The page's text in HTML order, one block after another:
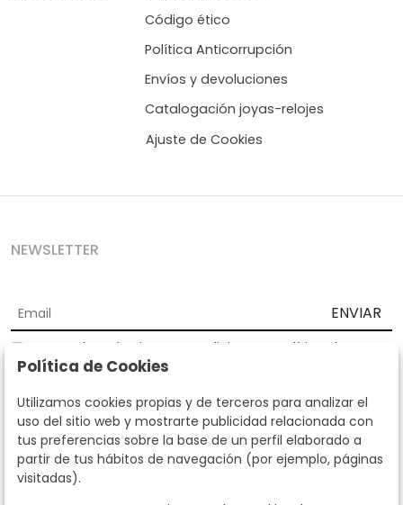
Código ético
Política Anticorrupción
Envíos y devoluciones
Catalogación joyas-relojes
Ajuste de Cookies
NEWSLETTER
ENVIAR
Acepto los Términos y Condiciones
Política de
privacidad
Según la LOPD y disposiciones de desarrollo, informamos que sus
datos personales serán tratados por parte de Subastas Segre con la
finalidad de gestionar la relación comercial. Puede ejercitar los
derechos de acceso, rectificación, cancelación, oposición y demás
derechos en los términos establecidos en la normativa vigente
dirigiéndote a nosotros. Asimismo, nos puede solicitar el envío de
Política de Cookies
Utilizamos cookies propias y de terceros para analizar el
uso del sitio web y mostrarte publicidad relacionada con
tus preferencias sobre la base de un perfil elaborado a
partir de tus hábitos de navegación (por ejemplo, páginas
visitadas).